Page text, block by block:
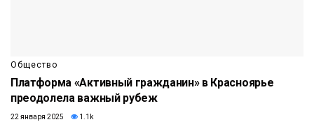
Общество
Платформа «Активный гражданин» в Красноярье
преодолела важный рубеж
22 января 2025 1.1k